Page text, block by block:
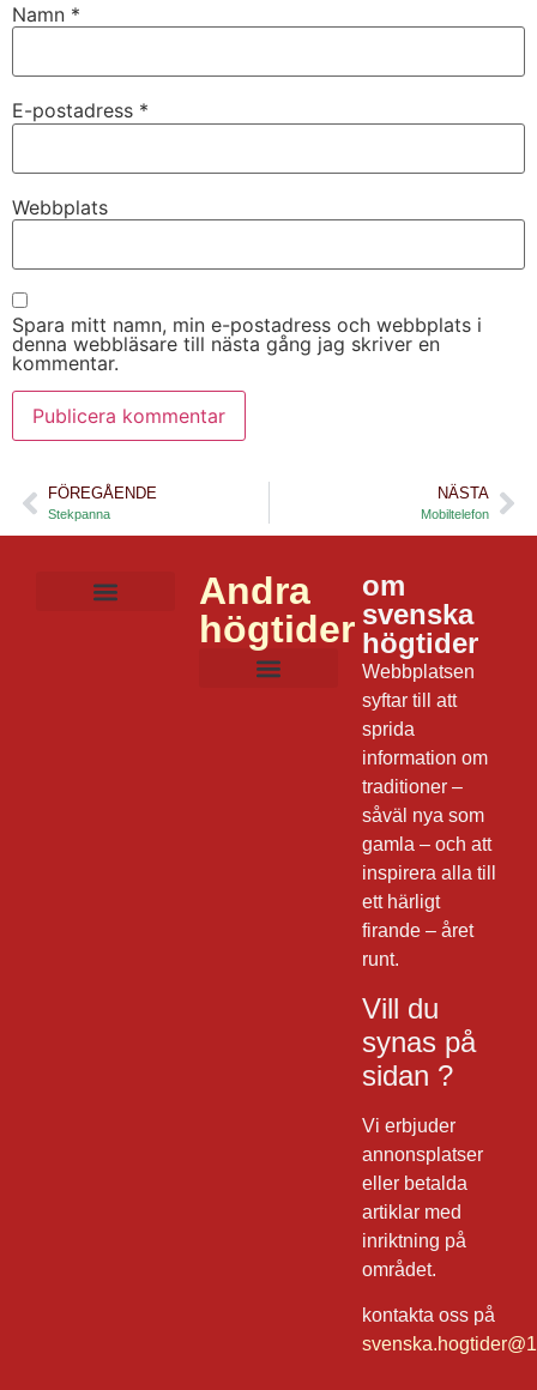
Namn *
E-postadress *
Webbplats
Spara mitt namn, min e-postadress och webbplats i
denna webbläsare till nästa gång jag skriver en
kommentar.
FÖREGÅENDE
Stekpanna
NÄSTA
Mobiltelefon
Andra
högtider
om
svenska
högtider
Webbplatsen
syftar till att
sprida
information om
traditioner –
såväl nya som
gamla – och att
inspirera alla till
ett härligt
firande – året
runt.
Vill du
synas på
sidan ?
Vi erbjuder
annonsplatser
eller betalda
artiklar med
inriktning på
området.
kontakta oss på